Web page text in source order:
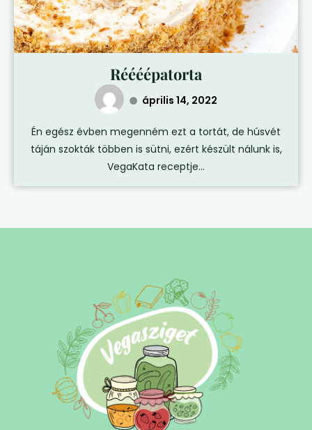
Réééépatorta
április 14, 2022
Én egész évben megenném ezt a tortát, de húsvét
táján szokták többen is sütni, ezért készült nálunk is,
VegaKata receptje...